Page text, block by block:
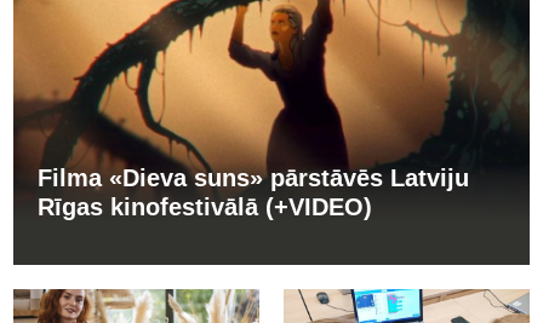
Filma «Dieva suns» pārstāvēs Latviju
Rīgas kinofestivālā (+VIDEO)